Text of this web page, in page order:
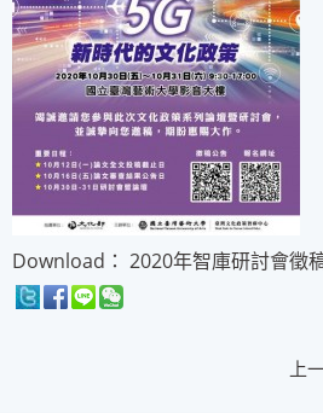
Download： 2020年智庫研討會徵
上